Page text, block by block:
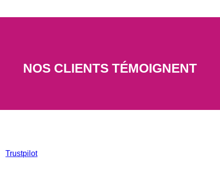
NOS CLIENTS TÉMOIGNENT
Trustpilot